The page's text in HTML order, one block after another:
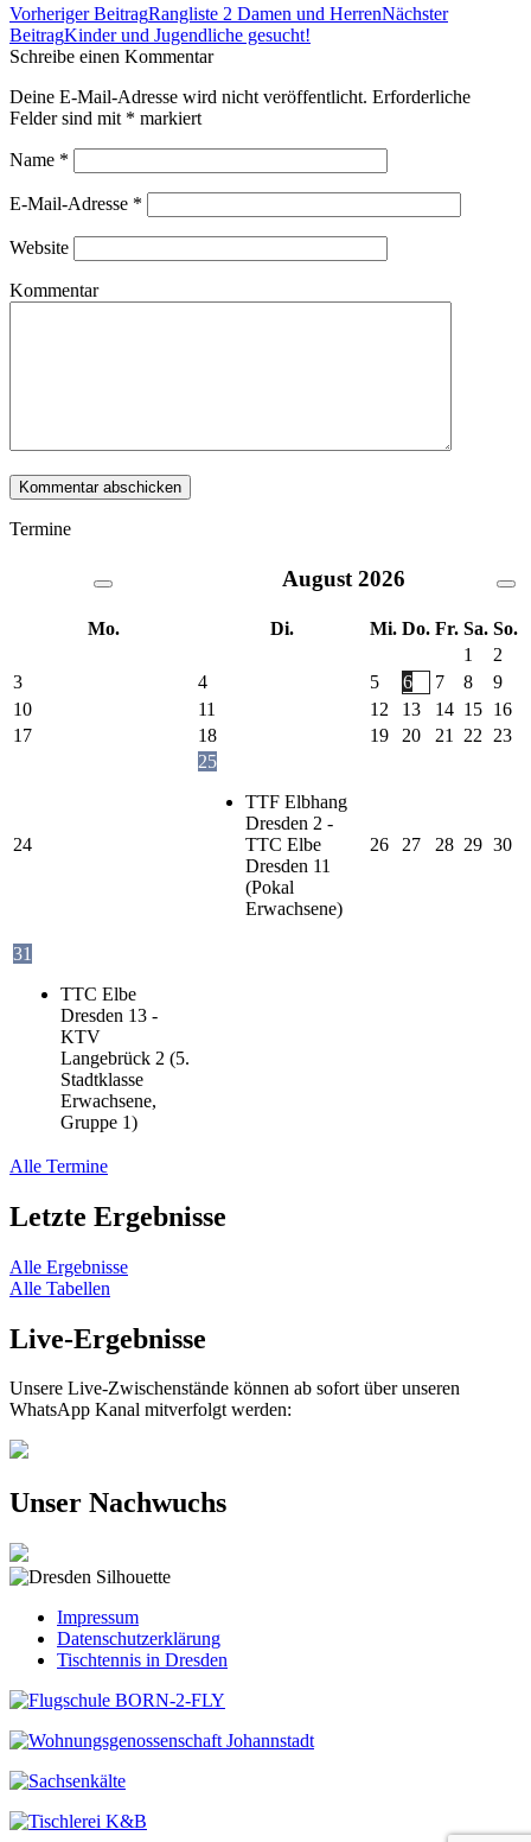
Beitrags-
Navigation
Vorheriger BeitragRangliste 2 Damen und HerrenNächster
BeitragKinder und Jugendliche gesucht!
Schreibe einen Kommentar
Deine E-Mail-Adresse wird nicht veröffentlicht. Erforderliche
Felder sind mit * markiert
Name *
E-Mail-Adresse *
Website
Kommentar
Termine
August 2026
Mo. Di. Mi. Do. Fr. Sa. So.
1
2
3
4 5 6 7 8
9
10
11 12 13 14 15 16
17
18 19 20 21 22 23
24
25
TTF Elbhang
Dresden 2 -
TTC Elbe
Dresden 11
(Pokal
Erwachsene)
26 27 28 29 30
31
TTC Elbe
Dresden 13 -
KTV
Langebrück 2 (5.
Stadtklasse
Erwachsene,
Gruppe 1)
Alle Termine
Letzte Ergebnisse
Alle Ergebnisse
Alle Tabellen
Live-Ergebnisse
Unsere Live-Zwischenstände können ab sofort über unseren
WhatsApp Kanal mitverfolgt werden:
Unser Nachwuchs
Impressum
Datenschutzerklärung
Tischtennis in Dresden